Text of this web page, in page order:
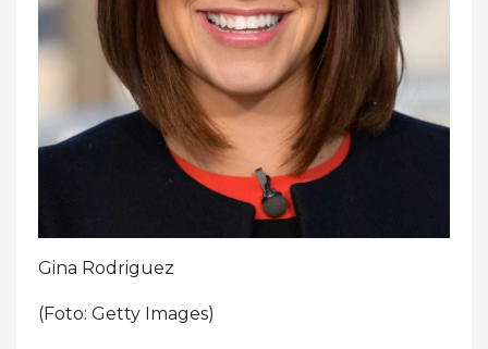
Gina Rodriguez
(Foto: Getty Images)